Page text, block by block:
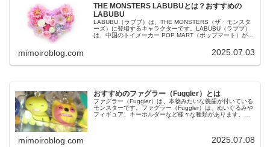
THE MONSTERS LABUBUとは？おすすめの
LABUBU
LABUBU（ラブブ）は、THE MONSTERS（ザ・モンスタ
ーズ）に登場するキャラクターです。LABUBU（ラブブ）
は、中国のトイメーカー POP MART（ポップマート）が販
mimoiroblog.com 2025.07.03
おすすめのファグラー（Fuggler）とは
ファグラー（Fuggler）は、本物みたいな義歯が付いている
モンスターです。ファグラー（Fuggler）は、ぬいぐるみや
フィギュア、キーホルダーなど様々な種類があります。今
mimoiroblog.com 2025.07.08